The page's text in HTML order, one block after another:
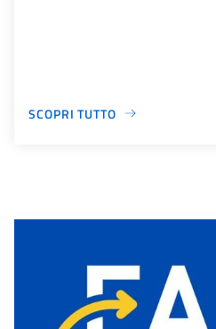
SCOPRI TUTTO